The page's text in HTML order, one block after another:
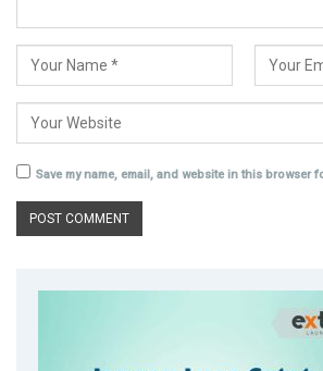
Save my name, email, and website in this browser